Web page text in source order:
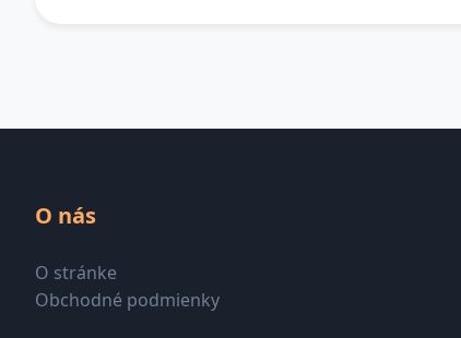
O nás
O stránke
Obchodné podmienky